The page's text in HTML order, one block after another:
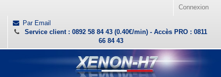
Connexion
Par Email
Service client : 0892 58 84 43 (0.40€/min) - Accès PRO : 0811
66 84 43